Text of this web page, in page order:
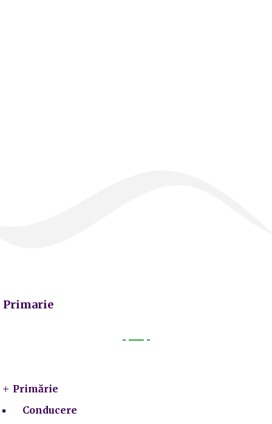
Primarie
Primărie
Conducere